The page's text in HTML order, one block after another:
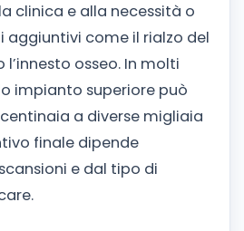
clinica e alla necessità o
aggiuntivi come il rialzo del
osseo. In molti
impianto superiore può
a diverse migliaia
finale dipende
e dal tipo di